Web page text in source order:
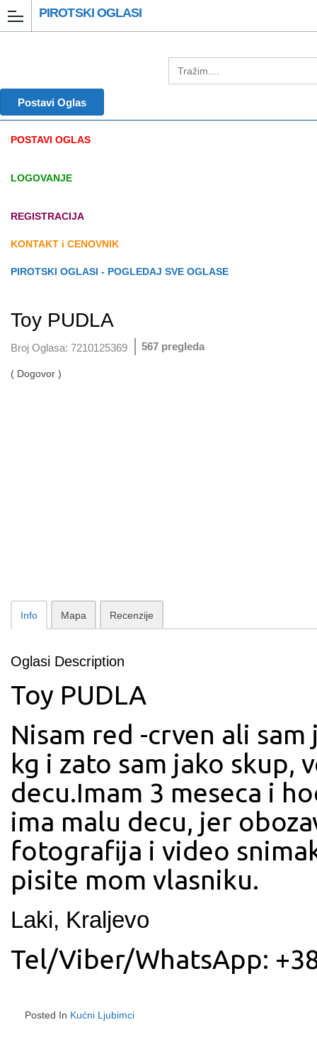
PIROTSKI OGLASI
Postavi Oglas
POSTAVI OGLAS
LOGOVANJE
REGISTRACIJA
KONTAKT i CENOVNIK
PIROTSKI OGLASI - POGLEDAJ SVE OGLASE
Toy PUDLA
Broj Oglasa: 7210125369 567 pregleda
( Dogovor )
Info Mapa Recenzije
Oglasi Description
Toy PUDLA
Nisam red -crven ali
kg i zato sam jako skup,
decu.Imam 3 meseca i
ima malu decu, jer
fotografija i video
pisite mom vlasniku.
Laki, Kraljevo
Tel/Viber/WhatsApp:
Posted In Kućni Ljubimci